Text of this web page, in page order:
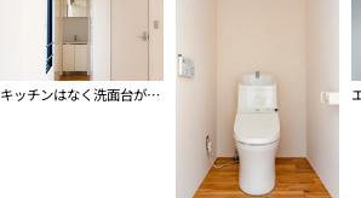
キッチンはなく洗面台があるのみです